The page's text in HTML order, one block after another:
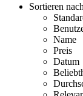
Sortieren nach
Name
Preis
Datum